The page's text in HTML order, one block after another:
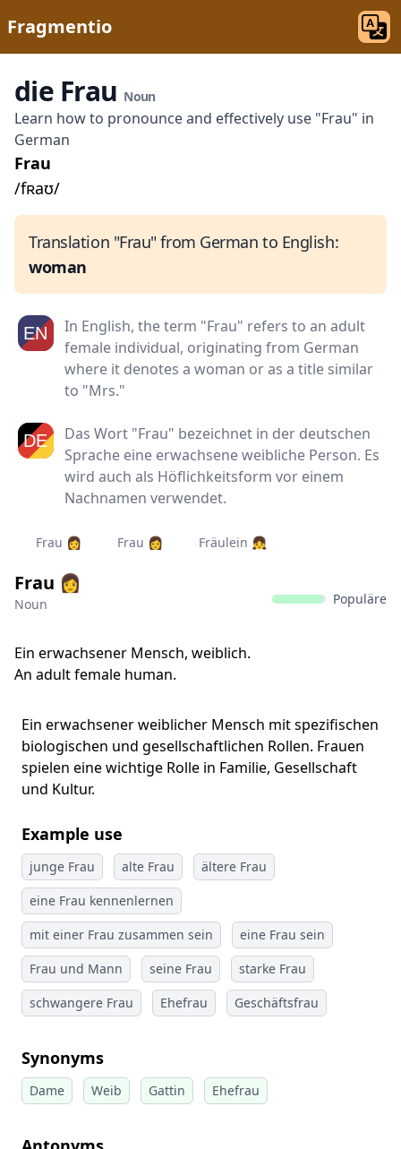
Fragmentio
die Frau Noun
Learn how to pronounce and effectively use "Frau" in
German
Frau
/fʀaʊ/
Translation "Frau" from German to English:
woman
In English, the term "Frau" refers to an adult
female individual, originating from German
where it denotes a woman or as a title similar
to "Mrs."
Das Wort "Frau" bezeichnet in der deutschen
Sprache eine erwachsene weibliche Person. Es
wird auch als Höflichkeitsform vor einem
Nachnamen verwendet.
Frau 👩 Frau 👩‍ Fräulein 👧
Frau 👩
Noun Populäre
Ein erwachsener Mensch, weiblich.
An adult female human.
Ein erwachsener weiblicher Mensch mit spezifischen
biologischen und gesellschaftlichen Rollen. Frauen
spielen eine wichtige Rolle in Familie, Gesellschaft
und Kultur.
Example use
junge Frau alte Frau
ältere Frau
eine Frau kennenlernen
mit einer Frau zusammen sein
eine Frau sein
Frau und Mann
seine Frau
starke Frau
schwangere Frau
Ehefrau Geschäftsfrau
Synonyms
Dame Weib Gattin Ehefrau